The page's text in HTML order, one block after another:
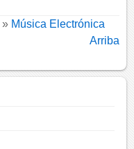
» Música Electrónica
Arriba